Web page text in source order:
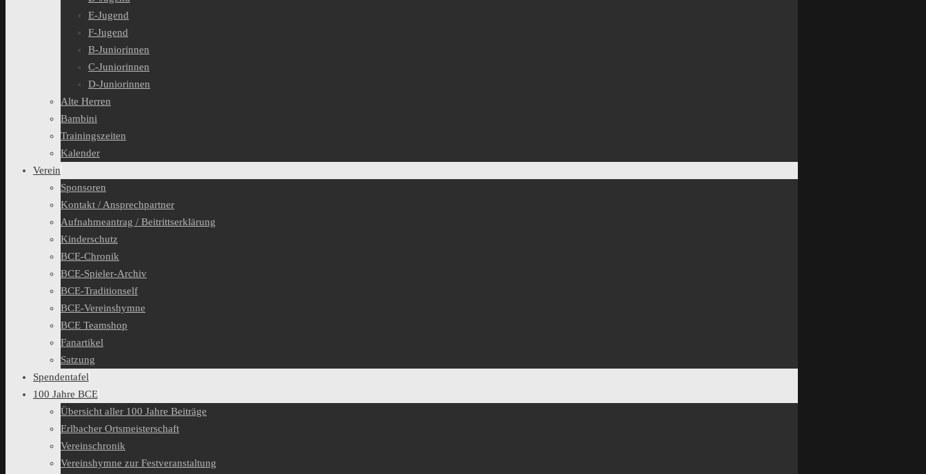
E-Jugend
F-Jugend
B-Juniorinnen
C-Juniorinnen
D-Juniorinnen
Alte Herren
Bambini
Trainingszeiten
Kalender
Verein
Sponsoren
Kontakt / Ansprechpartner
Aufnahmeantrag / Beitrittserklärung
Kinderschutz
BCE-Chronik
BCE-Spieler-Archiv
BCE-Traditionself
BCE-Vereinshymne
BCE Teamshop
Fanartikel
Satzung
Spendentafel
100 Jahre BCE
Übersicht aller 100 Jahre Beiträge
Erlbacher Ortsmeisterschaft
Vereinschronik
Vereinshymne zur Festveranstaltung